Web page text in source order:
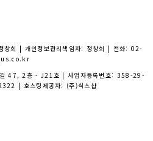
희 | 개인정보관리책임자: 정창희 | 전화: 02-
47, 2층 - J21호 | 사업자등록번호: 358-29-
| 호스팅제공자: (주)식스샵